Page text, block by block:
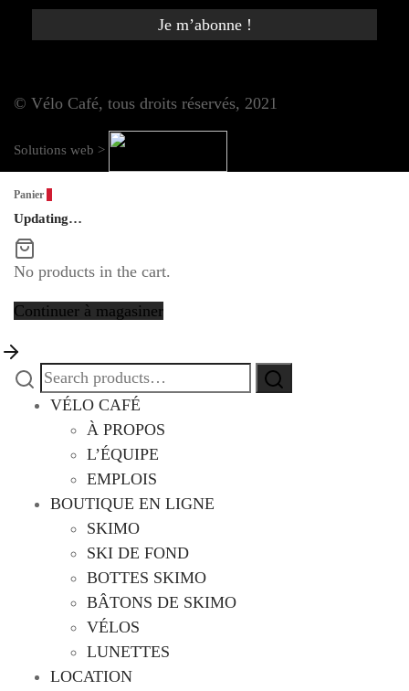
© Vélo Café, tous droits réservés, 2021
Solutions web >
Panier
Updating…
No products in the cart.
Continuer à magasiner
Search
Search
VÉLO CAFÉ
À PROPOS
L’ÉQUIPE
EMPLOIS
BOUTIQUE EN LIGNE
SKIMO
SKI DE FOND
BOTTES SKIMO
BÂTONS DE SKIMO
VÉLOS
LUNETTES
LOCATION